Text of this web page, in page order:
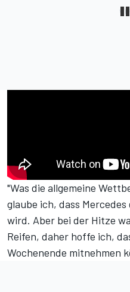
"Was die allgemeine
glaube ich, dass
wird. Aber bei der Hitze
Reifen, daher hoffe ich,
Wochenende mitnehmen